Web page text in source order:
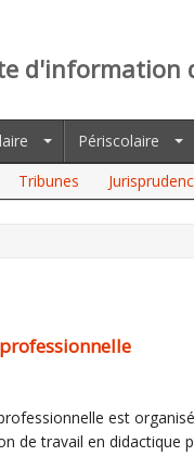
d'information
Périscolaire
Tribunes
est
de travail en didactique